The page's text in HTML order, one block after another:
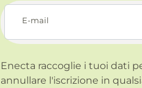
E-mail
Enecta raccoglie i tuoi dati
annullare l'iscrizione in